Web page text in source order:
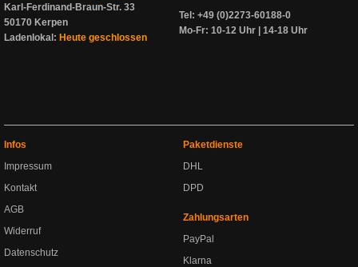
Karl-Ferdinand-Braun-Str. 33
50170 Kerpen
Ladenlokal: Heute geschlossen
Tel: +49 (0)2273-60188-0
Mo-Fr: 10-12 Uhr | 14-18 Uhr
Infos
Impressum
Kontakt
AGB
Widerruf
Datenschutz
Paketdienste
DHL
DPD
Zahlungsarten
PayPal
Klarna